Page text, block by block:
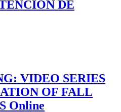
DE
VIDEO SERIES
OF FALL
Online